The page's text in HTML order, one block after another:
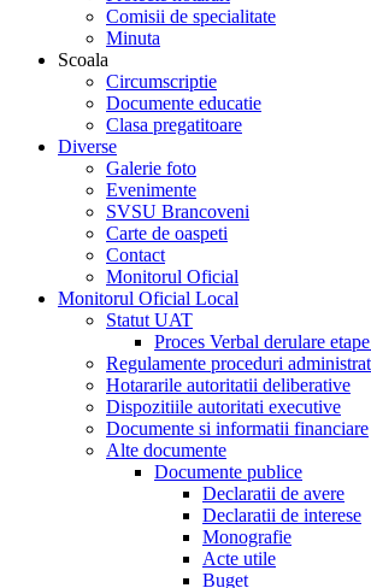
Comisii de specialitate
Minuta
Scoala
Circumscriptie
Documente educatie
Clasa pregatitoare
Diverse
Galerie foto
Evenimente
SVSU Brancoveni
Carte de oaspeti
Contact
Monitorul Oficial
Monitorul Oficial Local
Statut UAT
Proces Verbal derulare
Regulamente proceduri
Hotararile autoritatii deliberative
Dispozitiile autoritati executive
Documente si informatii financiare
Alte documente
Documente publice
Declaratii de avere
Declaratii de interese
Monografie
Acte utile
Buget